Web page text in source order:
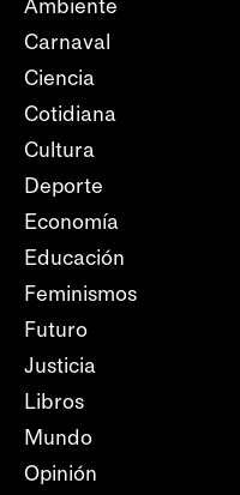
Ambiente
Carnaval
Ciencia
Cotidiana
Cultura
Deporte
Economía
Educación
Feminismos
Futuro
Justicia
Libros
Mundo
Opinión